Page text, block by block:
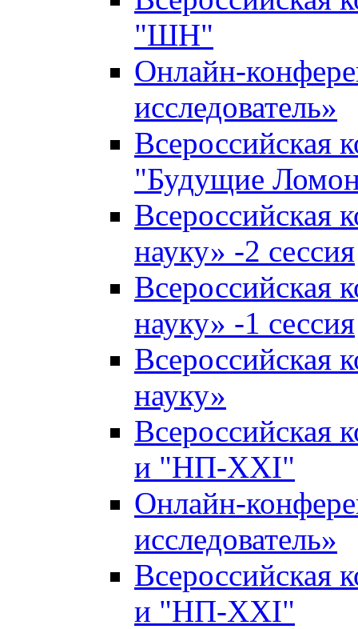
"ШН"
Онлайн-
исследователь»
Всероссийская
"Будущие
Всероссийская
науку» -2 сессия
Всероссийская
науку» -1 сессия
Всероссийская
науку»
и "НП-XXI"
Онлайн-
исследователь»
и "НП-XXI"